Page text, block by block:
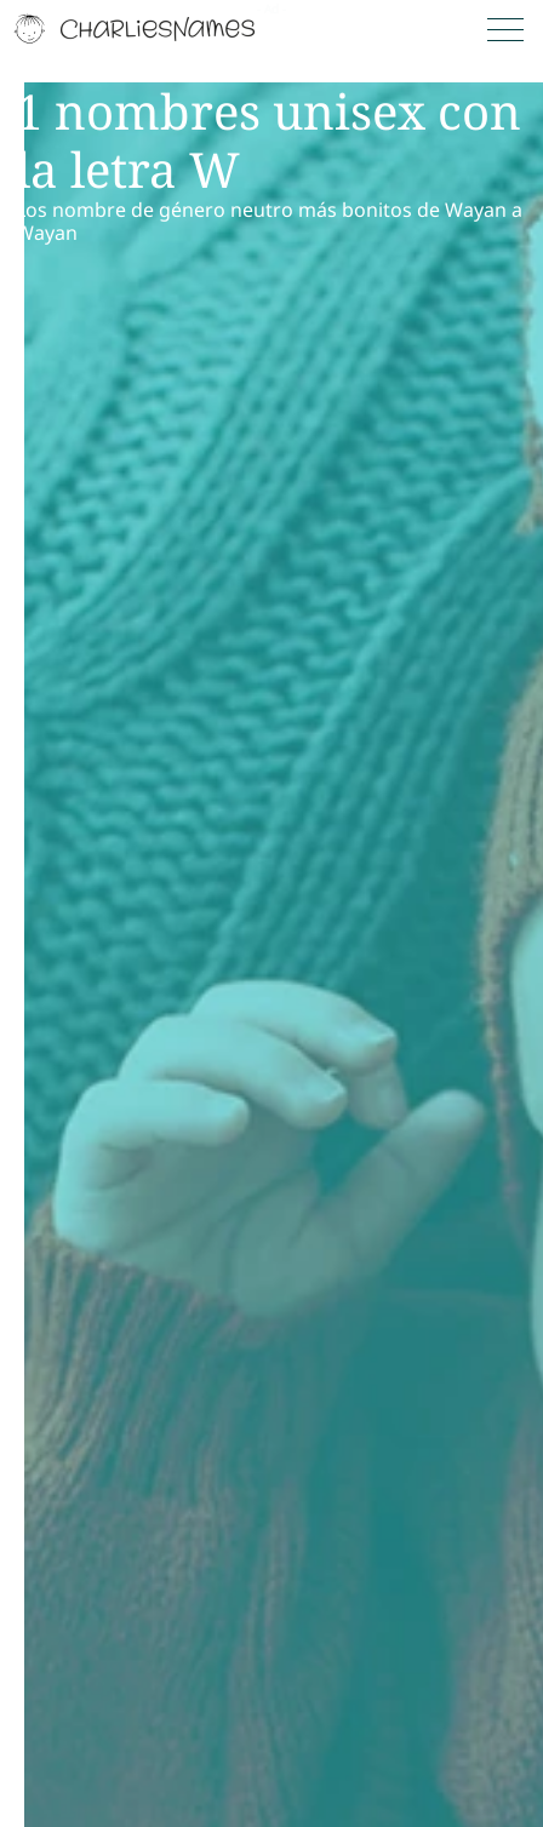
1 nombres unisex con
la letra W
Los nombre de género neutro más bonitos de Wayan a
Wayan